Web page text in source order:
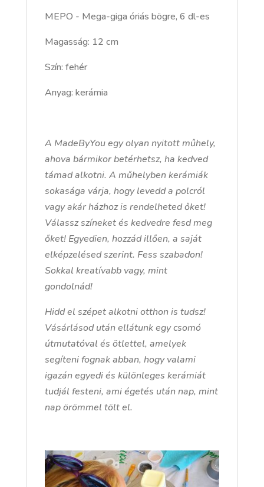
MEPO - Mega-giga óriás bögre, 6 dl-es
Magasság: 12 cm
Szín: fehér
Anyag: kerámia
A MadeByYou egy olyan nyitott műhely,
ahova bármikor betérhetsz, ha kedved
támad alkotni. A műhelyben kerámiák
sokasága várja, hogy levedd a polcról
vagy akár házhoz is rendelheted őket!
Válassz színeket és kedvedre fesd meg
őket! Egyedien, hozzád illően, a saját
elképzelésed szerint. Fess szabadon!
Sokkal kreatívabb vagy, mint
gondolnád!
Hidd el szépet alkotni otthon is tudsz!
Vásárlásod után ellátunk egy csomó
útmutatóval és ötlettel, amelyek
segíteni fognak abban, hogy valami
igazán egyedi és különleges kerámiát
tudjál festeni, ami égetés után nap, mint
nap örömmel tölt el.